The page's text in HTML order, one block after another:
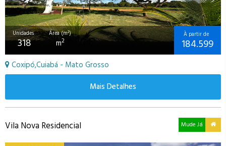
Unidades
318
Área (m²)
m2
À partir de
184.599
Coxipó,Cuiabá - Mato Grosso
Mais Detalhes
Vila Nova Residencial Mude Já